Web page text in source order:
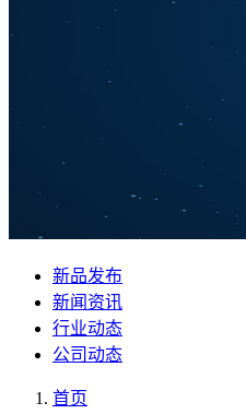
新品发布
新闻资讯
行业动态
公司动态
首页